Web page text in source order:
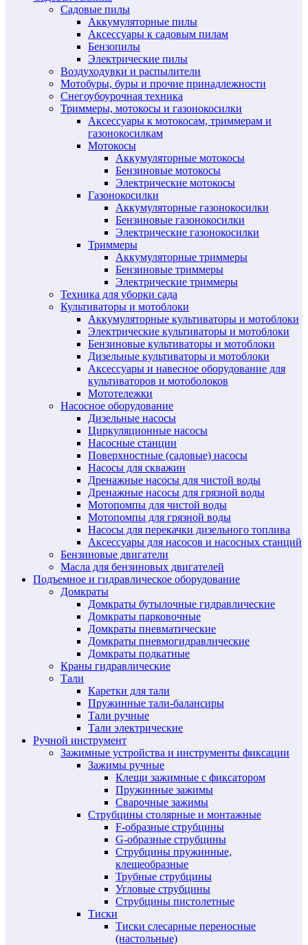
Садовые пилы
Аккумуляторные пилы
Аксессуары к садовым пилам
Бензопилы
Электрические пилы
Воздуходувки и распылители
Мотобуры, буры и прочие принадлежности
Снегоубоурочная техника
Триммеры, мотокосы и газонокосилки
Аксессуары к мотокосам, триммерам и
газонокосилкам
Мотокосы
Аккумуляторные мотокосы
Бензиновые мотокосы
Электрические мотокосы
Газонокосилки
Аккумуляторные газонокосилки
Бензиновые газонокосилки
Электрические газонокосилки
Триммеры
Аккумуляторные триммеры
Бензиновые триммеры
Электрические триммеры
Техника для уборки сада
Культиваторы и мотоблоки
Аккумуляторные культиваторы и мотоблоки
Электрические культиваторы и мотоблоки
Бензиновые культиваторы и мотоблоки
Дизельные культиваторы и мотоблоки
Аксессуары и навесное оборудование для
культиваторов и мотоболоков
Мототележки
Насосное оборудование
Дизельные насосы
Циркуляционные насосы
Насосные станции
Поверхностные (садовые) насосы
Насосы для скважин
Дренажные насосы для чистой воды
Дренажные насосы для грязной воды
Мотопомпы для чистой воды
Мотопомпы для грязной воды
Насосы для перекачки дизельного топлива
Аксессуары для насосов и насосных станций
Бензиновые двигатели
Масла для бензиновых двигателей
Подъемное и гидравлическое оборудование
Домкраты
Домкраты бутылочные гидравлические
Домкраты парковочные
Домкраты пневматические
Домкраты пневмогидравлические
Домкраты подкатные
Краны гидравлические
Тали
Каретки для тали
Пружинные тали-балансиры
Тали ручные
Тали электрические
Ручной инструмент
Зажимные устройства и инструменты фиксации
Зажимы ручные
Клещи зажимные с фиксатором
Пружинные зажимы
Сварочные зажимы
Струбцины столярные и монтажные
F-образные струбцины
G-образные струбцины
Струбцины пружинные,
клещеобразные
Трубные струбцины
Угловые струбцины
Струбцины пистолетные
Тиски
Тиски слесарные переносные
(настольные)